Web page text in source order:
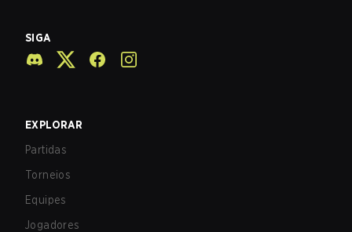
SIGA
EXPLORAR
Partidas
Torneios
Equipes
Jogadores